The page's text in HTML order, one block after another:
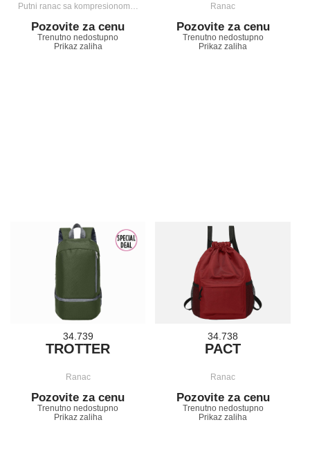
Putni ranac sa kompresionom…
Pozovite za cenu
Trenutno nedostupno
Prikaz zaliha
Ranac
Pozovite za cenu
Trenutno nedostupno
Prikaz zaliha
34.739
TROTTER
Ranac
Pozovite za cenu
Trenutno nedostupno
Prikaz zaliha
34.738
PACT
Ranac
Pozovite za cenu
Trenutno nedostupno
Prikaz zaliha